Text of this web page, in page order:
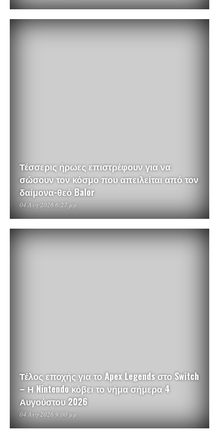
Τέσσερις ήρωες επιστρέφουν για να
σώσουν τον κόσμο που απειλείται από τον
δαίμονα-θεό Balor
04 Αυγ 2026 6:27 μμ
Τέλος εποχής για το Apex Legends στο Switch
– Η Nintendo κόβει το νήμα σήμερα 4
Αυγούστου 2026
04 Αυγ 2026 9:00 μμ